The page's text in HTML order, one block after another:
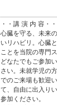
・・講 演 内 容・・
心臓を守る、未来
いリハビリ。心臓
ことを当院の専門
どなたでもご参加
さい。未就学児の
でのご来場も歓迎
て、自由に出入り
参加ください。